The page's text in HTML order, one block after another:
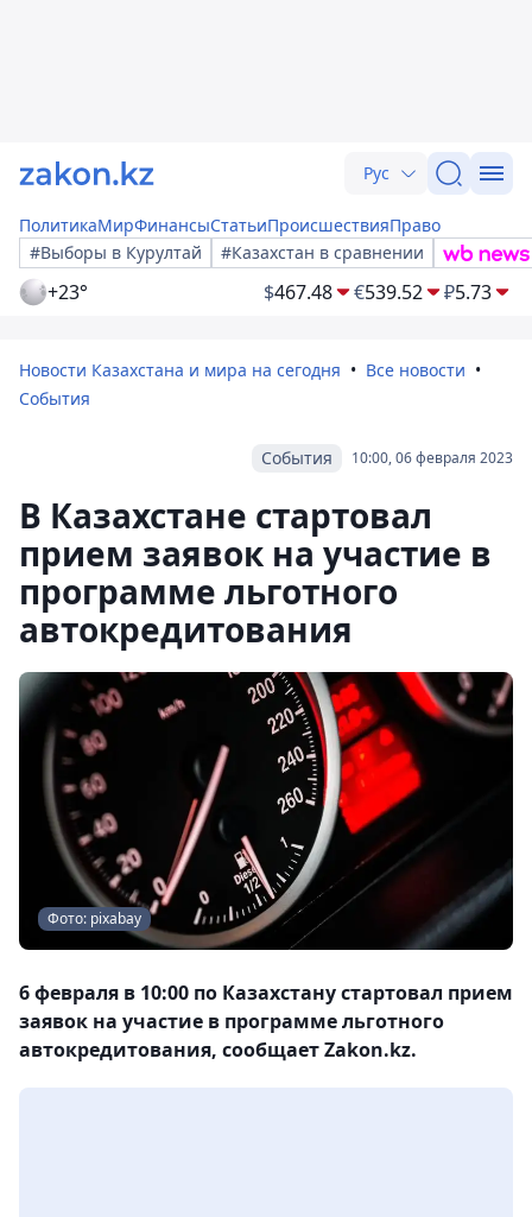
Рус
ПолитикаМирФинансыСтатьиПроисшествияПраво
#Выборы в Курултай
#Казахстан в сравнении
+23° $467.48 €539.52 ₽5.73
Новости Казахстана и мира на сегодня
Все новости
События
10:00, 06 февраля 2023
События
В Казахстане стартовал
прием заявок на участие в
программе льготного
автокредитования
Фото: pixabay
6 февраля в 10:00 по Казахстану стартовал прием
заявок на участие в программе льготного
автокредитования, сообщает Zakon.kz.